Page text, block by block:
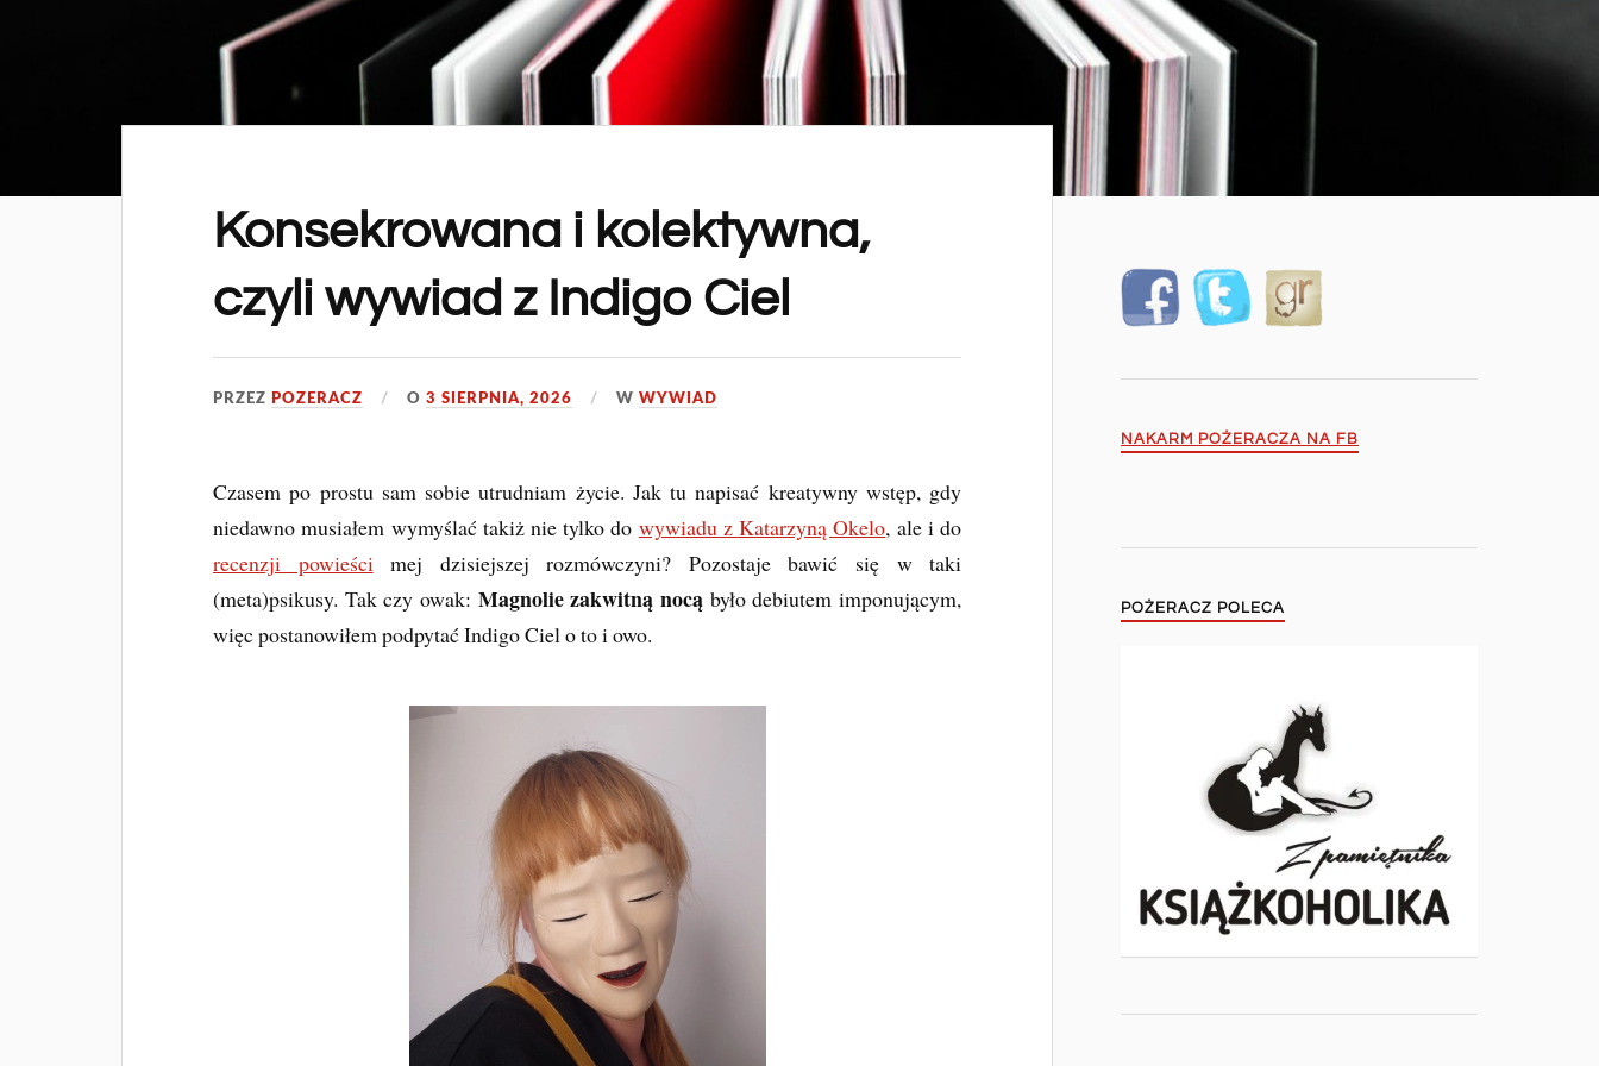
Konsekrowana i kolektywna,
czyli wywiad z Indigo Ciel
PRZEZ POZERACZ O3 SIERPNIA, 2026 WWYWIAD
Czasem po prostu sam sobie utrudniam życie. Jak tu napisać kreatywny wstęp, gdy
niedawno musiałem wymyślać takiż nie tylko do wywiadu z Katarzyną Okelo, ale i do
recenzji powieścimej dzisiejszej rozmówczyni? Pozostaje bawić się w taki
(meta)psikusy. Tak czy owak: Magnolie zakwitną nocą było debiutem imponującym,
więc postanowiłem podpytać Indigo Ciel o to i owo.
NAKARM POŻERACZA NA FB
POŻERACZ POLECA